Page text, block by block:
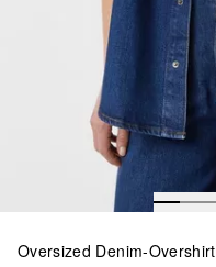
Oversized Denim-Overshirt